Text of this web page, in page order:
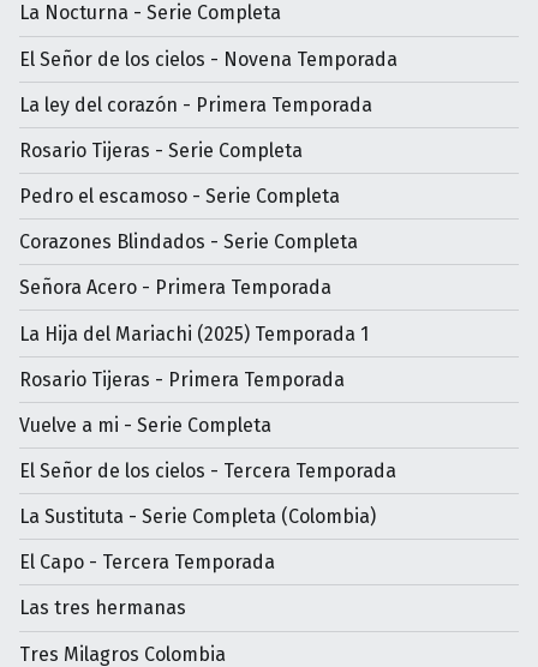
La Nocturna - Serie Completa
El Señor de los cielos - Novena Temporada
La ley del corazón - Primera Temporada
Rosario Tijeras - Serie Completa
Pedro el escamoso - Serie Completa
Corazones Blindados - Serie Completa
Señora Acero - Primera Temporada
La Hija del Mariachi (2025) Temporada 1
Rosario Tijeras - Primera Temporada
Vuelve a mi - Serie Completa
El Señor de los cielos - Tercera Temporada
La Sustituta - Serie Completa (Colombia)
El Capo - Tercera Temporada
Las tres hermanas
Tres Milagros Colombia